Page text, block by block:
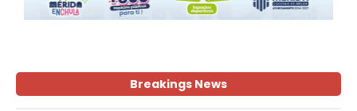
Breakings News